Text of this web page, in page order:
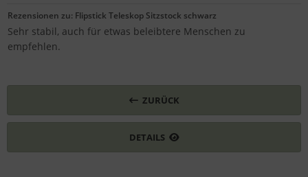
Rezensionen zu: Flipstick Teleskop Sitzstock schwarz
Sehr stabil, auch für etwas beleibtere Menschen zu
empfehlen.
ZURÜCK
DETAILS